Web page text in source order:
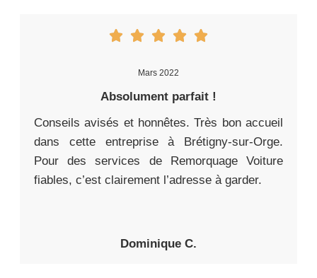
Mars 2022
Absolument parfait !
Conseils avisés et honnêtes. Très bon accueil
dans cette entreprise à Brétigny-sur-Orge.
Pour des services de Remorquage Voiture
fiables, c’est clairement l’adresse à garder.
Dominique C.